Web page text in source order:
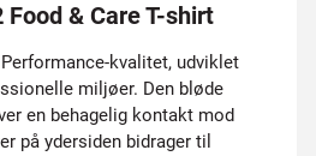
Food & Care T-shirt
kvalitet, udviklet
miljøer. Den bløde
en behagelig kontakt mod
på ydersiden bidrager til